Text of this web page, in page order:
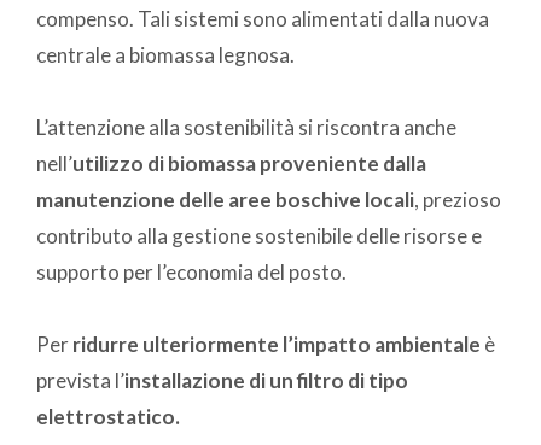
compenso. Tali sistemi sono alimentati dalla nuova
centrale a biomassa legnosa.
L’attenzione alla sostenibilità si riscontra anche
nell’utilizzo di biomassa proveniente dalla
manutenzione delle aree boschive locali, prezioso
contributo alla gestione sostenibile delle risorse e
supporto per l’economia del posto.
Perridurre ulteriormente l’impatto ambientale è
prevista l’installazione di un filtro di tipo
elettrostatico.